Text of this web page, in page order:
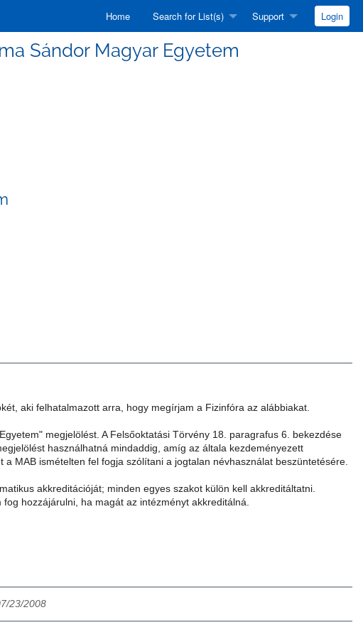
Home Search for List(s) Support Login
Sándor Magyar Egyetem
aki felhatalmazott arra, hogy megírjam a Fizinfóra az alábbiakat.
megjelölést. A Felsőoktatási Törvény 18. paragrafus 6. bekezdése
használhatná mindaddig, amíg az általa kezdeményezett
MAB ismételten fel fogja szólítani a jogtalan névhasználat beszüntetésére.
akkreditációját; minden egyes szakot külön kell akkreditáltatni.
hozzájárulni, ha magát az intézményt akkreditálná.
23/2008